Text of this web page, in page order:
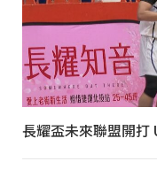
長耀盃未來聯盟開打